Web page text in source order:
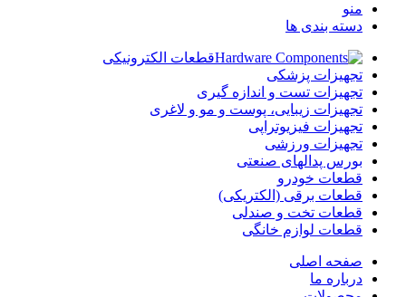
منو
دسته بندی ها
قطعات الکترونیکی
تجهیزات پزشکی
تجهیزات تست و اندازه گیری
تجهیزات زیبایی، پوست و مو و لاغری
تجهیزات فیزیوتراپی
تجهیزات ورزشی
بورس پدالهای صنعتی
قطعات خودرو
قطعات برقی (الکتریکی)
قطعات تخت و صندلی
قطعات لوازم خانگی
صفحه اصلی
درباره ما